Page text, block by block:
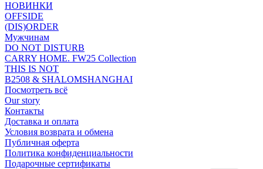
НОВИНКИ
OFFSIDE
(DIS)ORDER
Мужчинам
DO NOT DISTURB
CARRY HOME. FW25 Collection
THIS IS NOT
B2508 & SHALOMSHANGHAI
Посмотреть всё
Our story
Контакты
Доставка и оплата
Условия возврата и обмена
Публичная оферта
Политика конфиденциальности
Подарочные сертификаты